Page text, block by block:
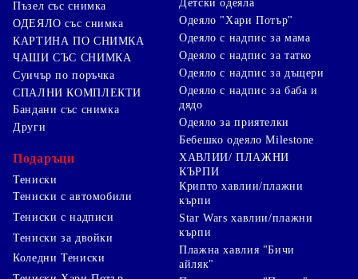
Пъзел със снимка
ОДЕЯЛО със снимка
КАРТИНА ПО СНИМКА
ЧАШИ СЪС СНИМКА
Суичър по поръчка
СПАЛНИ КОМПЛЕКТИ
Бандани със снимка
Други
Подаръци
Тениски
Тениски с автомобили
Тениски с надписи
Тениски за двойки
Коледни Тениски
Детски одеяла
Одеяло "Хари Потър"
Одеяло с надпис за мама
Одеяло с надпис за татко
Одеяло с надпис за дъщери
Одеяло с надпис за баба и
дядо
Одеяло за приятелки
Бебешко одеяло Milestone
ХАВЛИИ/ ПЛАЖНИ
КЪРПИ
Крипто хавлии/плажни
кърпи
Star Wars хавлии/плажни
кърпи
Плажна хавлия "Бичи
айляк"